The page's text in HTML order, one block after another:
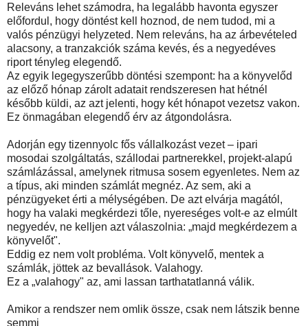
Releváns lehet számodra, ha legalább havonta egyszer
előfordul, hogy döntést kell hoznod, de nem tudod, mi a
valós pénzügyi helyzeted. Nem releváns, ha az árbevételed
alacsony, a tranzakciók száma kevés, és a negyedéves
riport tényleg elegendő.
Az egyik legegyszerűbb döntési szempont: ha a könyvelőd
az előző hónap zárolt adatait rendszeresen hat hétnél
később küldi, az azt jelenti, hogy két hónapot vezetsz vakon.
Ez önmagában elegendő érv az átgondolásra.
Adorján egy tizennyolc fős vállalkozást vezet – ipari
mosodai szolgáltatás, szállodai partnerekkel, projekt-alapú
számlázással, amelynek ritmusa sosem egyenletes. Nem az
a típus, aki minden számlát megnéz. Az sem, aki a
pénzügyeket érti a mélységében. De azt elvárja magától,
hogy ha valaki megkérdezi tőle, nyereséges volt-e az elmúlt
negyedév, ne kelljen azt válaszolnia: „majd megkérdezem a
könyvelőt".
Eddig ez nem volt probléma. Volt könyvelő, mentek a
számlák, jöttek az bevallások. Valahogy.
Ez a „valahogy" az, ami lassan tarthatatlanná válik.
Amikor a rendszer nem omlik össze, csak nem látszik benne
semmi